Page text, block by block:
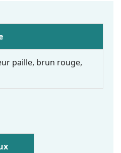
paille, brun rouge,